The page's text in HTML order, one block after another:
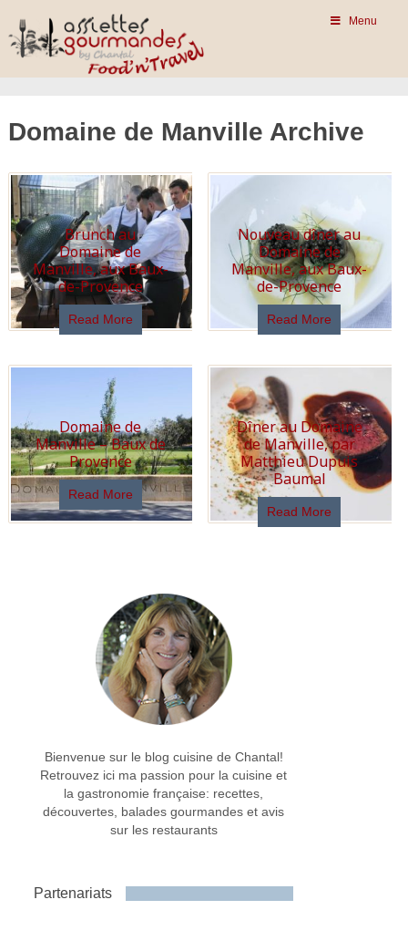
Menu
Domaine de Manville Archive
Brunch au
Domaine de
Manville, aux Baux-
de-Provence
Read More
Nouveau dîner au
Domaine de
Manville, aux Baux-
de-Provence
Read More
Domaine de
Manville – Baux de
Provence
Read More
Dîner au Domaine
de Manville, par
Matthieu Dupuis
Baumal
Read More
Bienvenue sur le blog cuisine de Chantal!
Retrouvez ici ma passion pour la cuisine et
la gastronomie française: recettes,
découvertes, balades gourmandes et avis
sur les restaurants
Partenariats